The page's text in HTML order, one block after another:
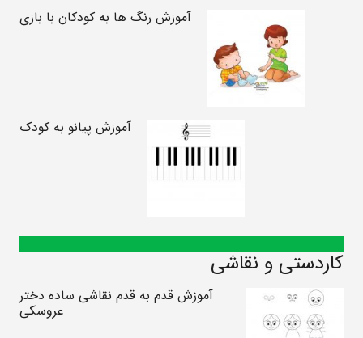
آموزش رنگ ها به کودکان با بازی
آموزش پیانو به کودک
کاردستی و نقاشی
آموزش قدم به قدم نقاشی ساده دختر
عروسکی